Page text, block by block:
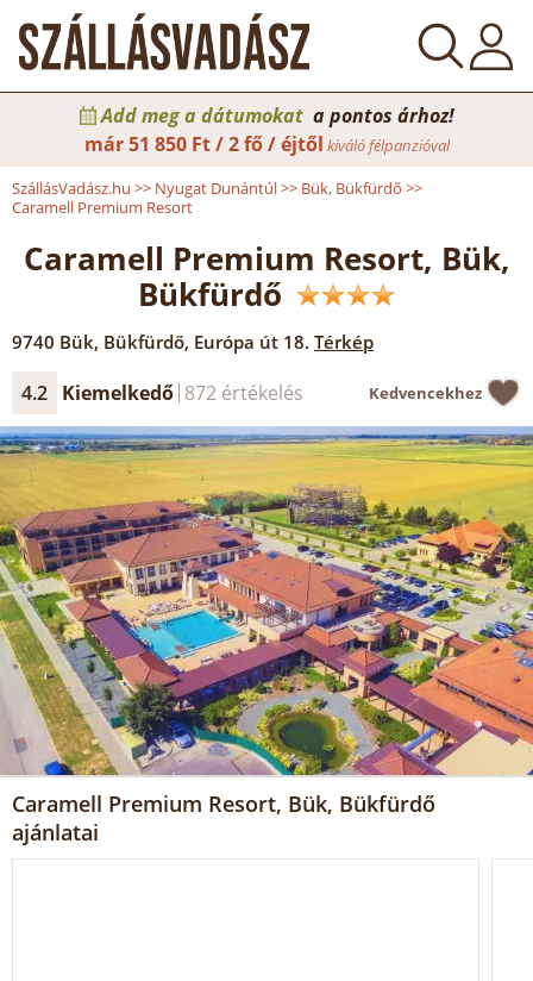
Add meg a dátumokat a pontos árhoz!
már51 850 Ft / 2 fő / éjtől kiváló félpanzióval
SzállásVadász.hu >> Nyugat Dunántúl>> Bük, Bükfürdő >>
Caramell Premium Resort
Caramell Premium Resort, Bük,
Bükfürdő
9740 Bük, Bükfürdő, Európa út 18. Térkép
4.2 Kiemelkedő 872 értékelés Kedvencekhez
Caramell Premium Resort, Bük, Bükfürdő
ajánlatai